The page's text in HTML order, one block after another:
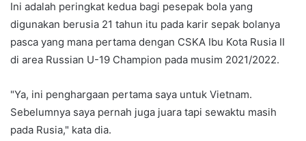
Ini adalah peringkat kedua bagi pesepak bola yang
digunakan berusia 21 tahun itu pada karir sepak bolanya
pasca yang mana pertama dengan CSKA Ibu Kota Rusia II
di area Russian U-19 Champion pada musim 2021/2022.
"Ya, ini penghargaan pertama saya untuk Vietnam.
Sebelumnya saya pernah juga juara tapi sewaktu masih
pada Rusia," kata dia.